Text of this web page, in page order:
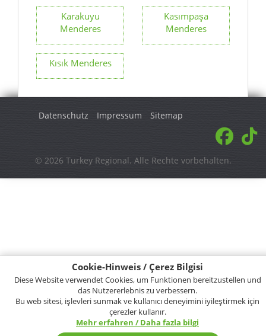
Cookie-Hinweis / Çerez Bilgisi
Diese Website verwendet Cookies, um Funktionen bereitzustellen und
das Nutzererlebnis zu verbessern.
Bu web sitesi, işlevleri sunmak ve kullanıcı deneyimini iyileştirmek için
çerezler kullanır.
Mehr erfahren / Daha fazla bilgi
Karakuyu
Menderes
Kasımpaşa
Menderes
Kısık Menderes
Datenschutz Impressum Sitemap
© 2026 Turkey Regional. Alle Rechte vorbehalten.